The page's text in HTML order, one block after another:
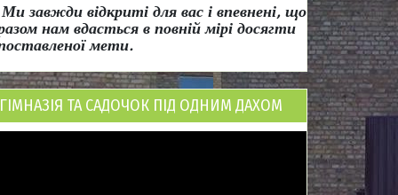
Ми завжди відкриті для вас і впевнені, що
нам вдасться в повній мірі досягти
мети.
ГІМНАЗІЯ ТА САДОЧОК ПІД ОДНИМ ДАХОМ